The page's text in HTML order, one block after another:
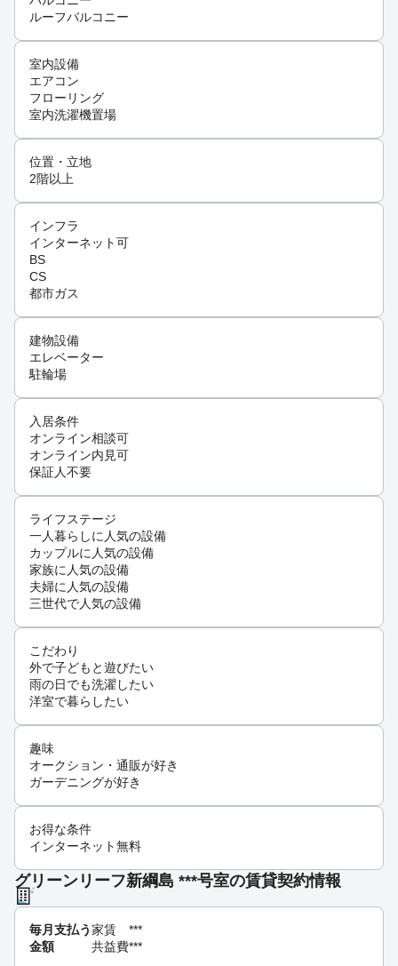
ルーフバルコニー
室内設備
エアコン
フローリング
室内洗濯機置場
位置・立地
2階以上
インフラ
インターネット可
BS
CS
都市ガス
建物設備
エレベーター
駐輪場
入居条件
オンライン相談可
オンライン内見可
保証人不要
ライフステージ
一人暮らしに人気の設備
カップルに人気の設備
家族に人気の設備
夫婦に人気の設備
三世代で人気の設備
こだわり
外で子どもと遊びたい
雨の日でも洗濯したい
洋室で暮らしたい
趣味
オークション・通販が好き
ガーデニングが好き
お得な条件
インターネット無料
グリーンリーフ新綱島 ***号室の賃貸契約情報
毎月支払う
金額
家賃
***
共益費***